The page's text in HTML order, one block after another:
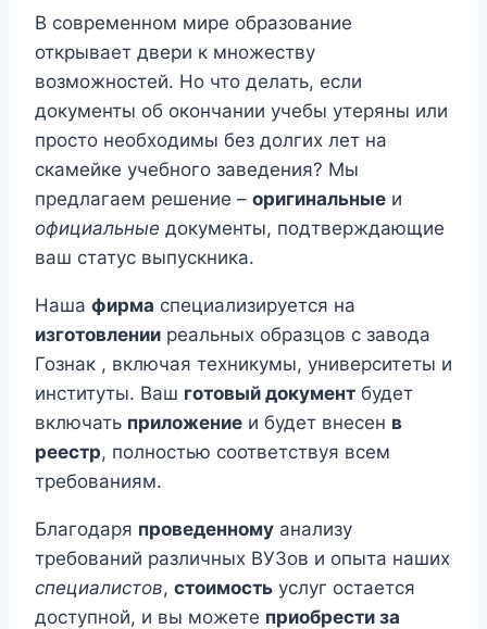
В современном мире образование
открывает двери к множеству
возможностей. Но что делать, если
документы об окончании учебы утеряны или
просто необходимы без долгих лет на
скамейке учебного заведения? Мы
предлагаем решение – оригинальные и
официальные документы, подтверждающие
ваш статус выпускника.
Наша фирма специализируется на
изготовлении реальных образцов с завода
Гознак , включая техникумы, университеты и
институты. Ваш готовый документ будет
включать приложение и будет внесен в
реестр, полностью соответствуя всем
требованиям.
Благодаря проведенному анализу
требований различных ВУЗов и опыта наших
специалистов, стоимость услуг остается
доступной, и вы можете приобрести за